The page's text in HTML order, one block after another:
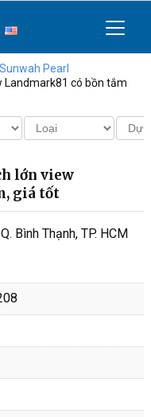
Pearl
Landmark81 có bồn tắm
lớn view
giá tốt
Bình Thạnh, TP. HCM